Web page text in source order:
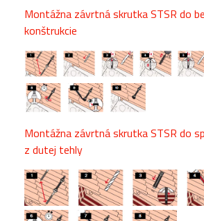
Montážna závrtná skrutka STSR do
konštrukcie
Montážna závrtná skrutka STSR do
z dutej tehly